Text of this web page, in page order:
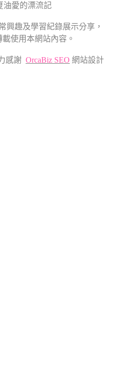
油愛的漂流記
興趣及學習紀錄展示分享，
使用本網站內容。
感謝 OrcaBiz SEO 網站設計